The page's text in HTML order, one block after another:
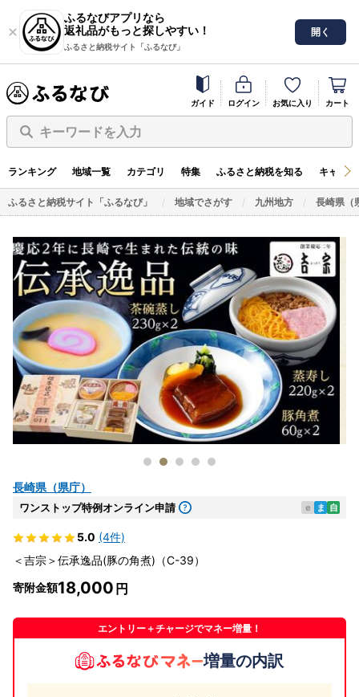
ふるなびアプリなら
返礼品がもっと探しやすい！
ふるさと納税サイト「ふるなび」
開く
ガイド ログイン お気に入り カート
キーワードを入力
ランキング 地域一覧 カテゴリ 特集 ふるさと納税を知る キャン
ふるさと納税サイト「ふるなび」 地域でさがす 九州地方 長崎県（
長崎県（県庁）
ワンストップ特例オンライン申請 e ま 自
5.0 (4件)
＜吉宗＞伝承逸品(豚の角煮)（C-39）
寄附金額18,000
エントリー＋チャージでマネー増量！
増量の内訳